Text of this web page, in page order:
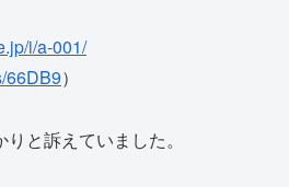
i/a-001/
66DB9）
と訴えていました。